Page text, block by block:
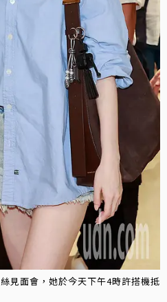
見面會，她於今天下午4時許搭機抵